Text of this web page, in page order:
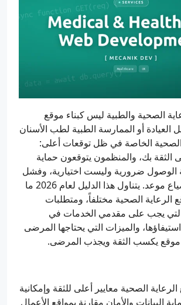
الصحية والطبية ليس كبناء موقع
العيادة أو الممارسة الطبية لطب الأسنان
الصحية الخاصة في ظل توقعات أعلى:
الثقة بك، والمنظمون يتوقعون حماية
الوصول ضرورية وليست اختيارية، وفشل
الحجز قد يعني ضياع موعد. يتناول هذا الدليل لعام 2026 ما
الرعاية الصحية مختلفاً، ومتطلبات
التي يجب على مقدمي الخدمات في
والميزات التي يحتاجها المرضى
موقع يكسب الثقة ويجذب المرضى.
الصحية معايير أعلى للثقة وإمكانية
البيانات والأمان مقارنة بمواقع الأعمال